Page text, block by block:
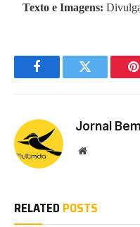
Texto e Imagens:
FacebookTwitter
Jornal
Website
RELATED POSTS